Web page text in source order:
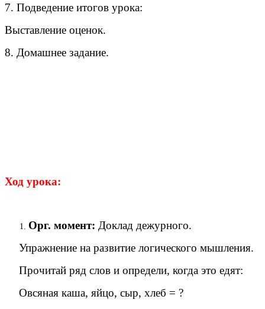
7. Подведение итогов урока:
Выставление оценок.
8. Домашнее задание.
Ход урока:
Орг. момент: Доклад дежурного.
Упражнение на развитие логического мышления.
Прочитай ряд слов и определи, когда это едят:
Овсяная каша, яйцо, сыр, хлеб = ?